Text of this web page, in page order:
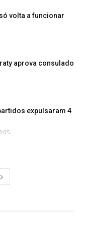
volta a funcionar
aprova consulado
expulsaram 4